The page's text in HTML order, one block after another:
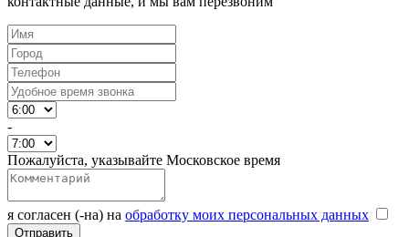
-
Пожалуйста, указывайте Московское время
я согласен (-на) на обработку моих персональных данных